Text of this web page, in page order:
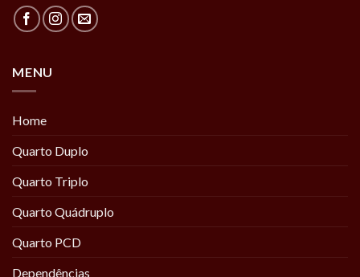
MENU
Home
Quarto Duplo
Quarto Triplo
Quarto Quádruplo
Quarto PCD
Dependências